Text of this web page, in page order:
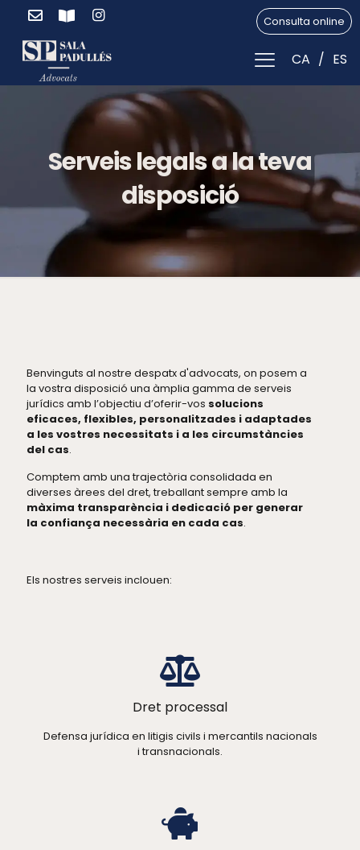
Consulta online
CA ES
Serveis legals a la teva
disposició
Benvinguts al nostre despatx d'advocats, on posem a
la vostra disposició una àmplia gamma de serveis
jurídics amb l’objectiu d’oferir-vos solucions
eficaces, flexibles, personalitzades i adaptades
a les vostres necessitats i a les circumstàncies
del cas.
Comptem amb una trajectòria consolidada en
diverses àrees del dret, treballant sempre amb la
màxima transparència i dedicació per generar
la confiança necessària en cada cas.
Els nostres serveis inclouen:
Dret processal
Defensa jurídica en litigis civils i mercantils nacionals
i transnacionals.